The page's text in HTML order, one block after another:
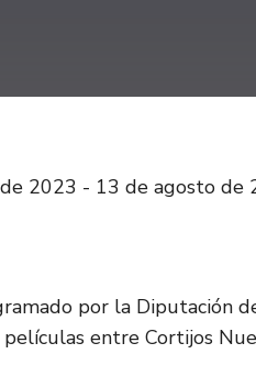
2023 - 13 de agosto de
por la Diputación
entre Cortijos